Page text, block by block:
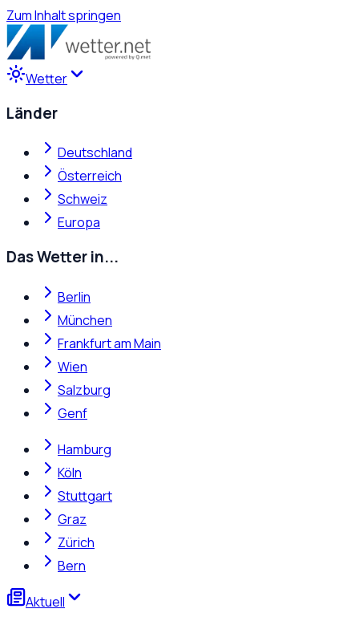
Zum Inhalt springen
Wetter
Länder
Deutschland
Österreich
Schweiz
Europa
Das Wetter in...
Berlin
München
Frankfurt am Main
Wien
Salzburg
Genf
Hamburg
Köln
Stuttgart
Graz
Zürich
Bern
Aktuell